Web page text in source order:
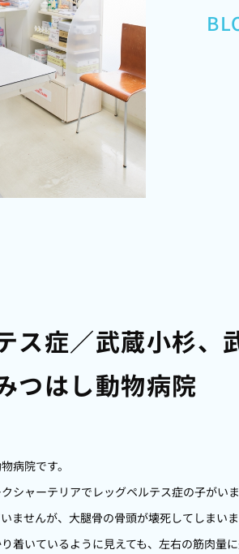
ス症／武蔵小杉、
はし動物病院
病院です。
シャーテリアでレッグペルテス症の子がいま
ませんが、大腿骨の骨頭が壊死してしまいま
着いているように見えても、左右の筋肉量